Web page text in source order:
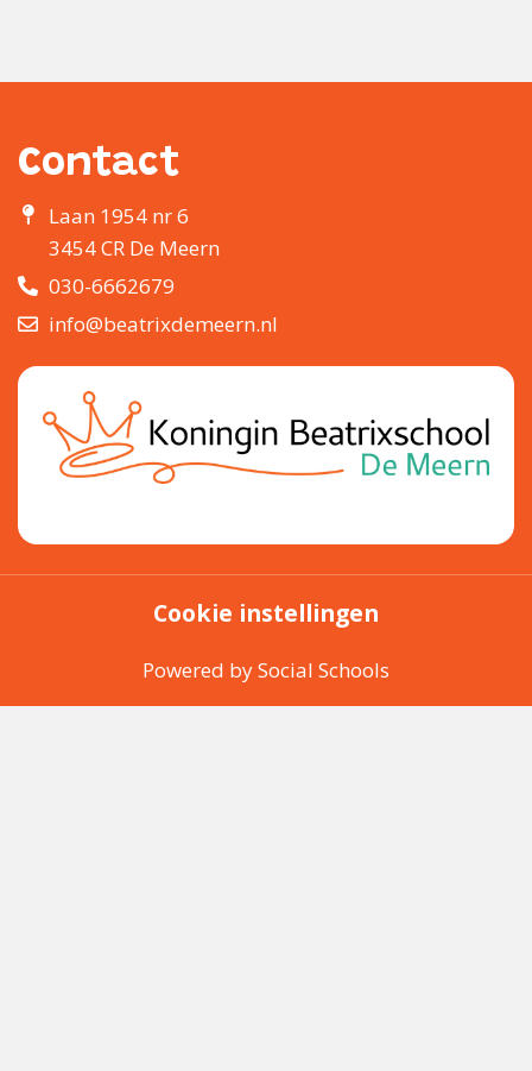
Contact
Laan 1954 nr 6
3454 CR De Meern
030-6662679
info@beatrixdemeern.nl
Cookie instellingen
Powered bySocial Schools